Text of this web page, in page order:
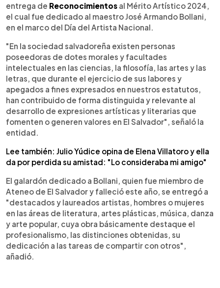
entrega de Reconocimientos al Mérito Artístico 2024,
el cual fue dedicado al maestro José Armando Bollani,
en el marco del Día del Artista Nacional.
"En la sociedad salvadoreña existen personas
poseedoras de dotes morales y facultades
intelectuales en las ciencias, la filosofía, las artes y las
letras, que durante el ejercicio de sus labores y
apegados a fines expresados en nuestros estatutos,
han contribuido de forma distinguida y relevante al
desarrollo de expresiones artísticas y literarias que
fomenten o generen valores en El Salvador", señaló la
entidad.
Lee también: Julio Yúdice opina de Elena Villatoro y ella
da por perdida su amistad: "Lo consideraba mi amigo"
El galardón dedicado a Bollani, quien fue miembro de
Ateneo de El Salvador y falleció este año, se entregó a
"destacados y laureados artistas, hombres o mujeres
en las áreas de literatura, artes plásticas, música, danza
y arte popular, cuya obra básicamente destaque el
profesionalismo, las distinciones obtenidas, su
dedicación a las tareas de compartir con otros",
añadió.